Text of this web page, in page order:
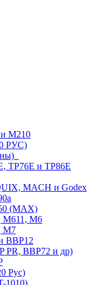
M210
РУС)
TP76E и TP86E
MACH и Godex
(MAX)
M611, M6
M7
BBP12
PR, BBP72 и др)
Рус)
1010)